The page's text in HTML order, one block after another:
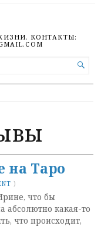
КОНТАКТЫ:

на Таро
)
что бы
абсолютно какая-то
что происходит,